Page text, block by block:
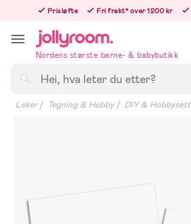
innehållet
Prisløfte Fri frakt* over 1200 kr
Nordens største barne- & babybutikk
Leker Tegning & Hobby DIY & Hobbysett